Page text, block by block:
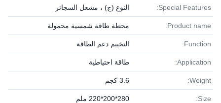
Special Features: النوع (ج) ، مشعل السجائر
Product name: محطة طاقة شمسية محمولة
Function: التخييم دعم الطاقة
Application: طاقة احتياطية
Weight: 3.6 كجم
Size: 280*200*220 ملم